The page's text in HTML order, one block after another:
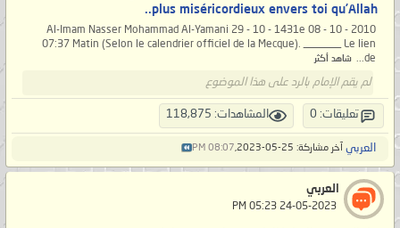
plus miséricordieux envers toi qu’Allah..
Al-Imam Nasser Mohammad Al-Yamani 29 - 10 - 1431e 08 - 10 - 2010
07:37 Matin (Selon le calendrier officiel de la Mecque). _______ Le lien
de...
شاهد أكثر
لم يقم الإمام بالرد على هذا الموضوع
تعليقات: 0 المشاهدات: 118,875
العربي آخر مشاركة: 25-05-2023, 08:07 PM
العربي